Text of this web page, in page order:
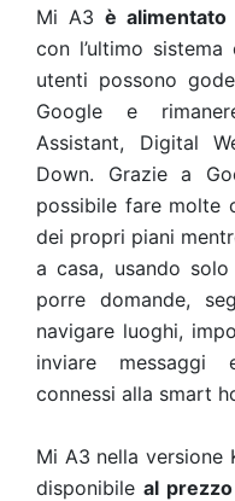
Mi A3 è alimentato
con l’ultimo sistema
utenti possono
Google e
Assistant, Digital
Down. Grazie a
possibile fare molte
dei propri piani
a casa, usando
porre domande,
navigare luoghi,
inviare
connessi alla smart
Mi A3 nella versione
disponibile al